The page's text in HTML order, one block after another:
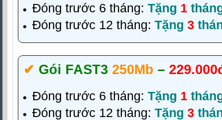
Đóng trước 6 tháng: Tặng 1
Đóng trước 12 tháng: Tặng 3
✔‎ Gói FAST3 250Mb –
Đóng trước 6 tháng: Tặng 1
Đóng trước 12 tháng: Tặng 3